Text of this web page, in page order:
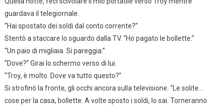
guardava il telegiornale.
“Hai spostato dei soldi dal conto corrente?”
Stentò a staccare lo sguardo dalla TV. “Ho pagato le bollette.”
“Un paio di migliaia. Si pareggia.”
“Dove?” Girai lo schermo verso di lui.
“Troy, è molto. Dove va tutto questo?”
Si strofinò la fronte, gli occhi ancora sulla televisione. “Le solite…
cose per la casa, bollette. A volte sposto i soldi, lo sai. Torneranno